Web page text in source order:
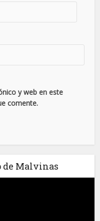
y web en este
comente.
de Malvinas